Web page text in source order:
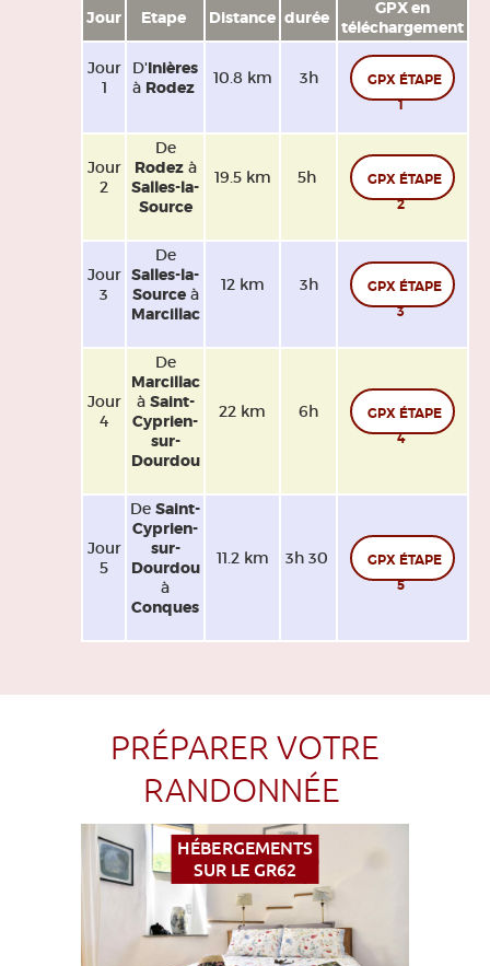
Jour Etape Distance durée
GPX en
téléchargement
Jour
1
D'Inières
à Rodez 10.8 km 3h
GPX ÉTAPE
1
Jour
2
De
Rodezà
Salles-la-
Source
19.5 km 5h
GPX ÉTAPE
2
Jour
3
De
Salles-la-
Sourceà
Marcillac
12 km 3h
GPX ÉTAPE
3
Jour
4
De
Marcillac
à Saint-
Cyprien-
sur-
Dourdou
22 km 6h
GPX ÉTAPE
4
Jour
5
De Saint-
Cyprien-
sur-
Dourdou
à
Conques
11.2 km 3h 30
GPX ÉTAPE
5
PRÉPARER VOTRE
RANDONNÉE
HÉBERGEMENTS
SUR LE GR62